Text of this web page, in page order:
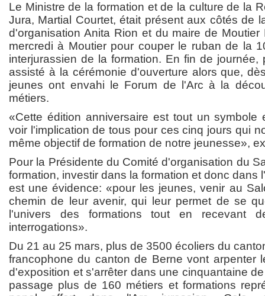
Le Ministre de la formation et de la culture de la
Jura, Martial Courtet, était présent aux côtés de
d'organisation Anita Rion et du maire de Moutier
mercredi à Moutier pour couper le ruban de la
interjurassien de la formation. En fin de
assisté à la cérémonie d'ouverture alors que,
jeunes ont envahi le Forum de l'Arc à la
métiers.
«Cette édition anniversaire est tout un
voir l'implication de tous pour ces cinq jours qui
même objectif de formation de notre jeunesse»,
Pour la Présidente du Comité d'organisation du
formation, investir dans la formation et donc dans
est une évidence: «pour les jeunes, venir au
chemin de leur avenir, qui leur permet de se
l'univers des formations tout en recevant
interrogations».
Du 21 au 25 mars, plus de 3500 écoliers du
francophone du canton de Berne vont arpenter
d'exposition et s'arrêter dans une cinquantaine
passage plus de 160 métiers et formations